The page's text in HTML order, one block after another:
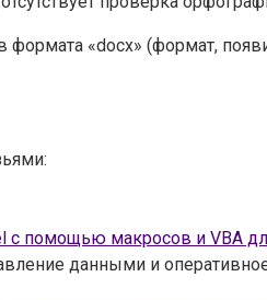
«docx» (формат,
с помощью макросов и VBA
данными и